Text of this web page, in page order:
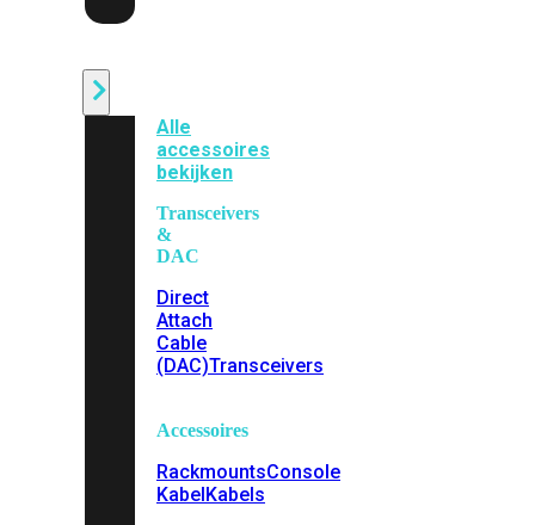
Alle
accessoires
bekijken
Transceivers
&
DAC
Direct
Attach
Cable
(DAC)Transceivers
Accessoires
RackmountsConsole
KabelKabels